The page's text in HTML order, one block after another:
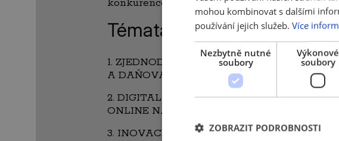
konkurenceschopnost.
Témata projektu:
1. ZJEDNODUŠENÍ PODNIKÁNÍ –
A DAŇOVÁ PODPORA
2. DIGITALIZACE A KYBERNETICKÁ
ONLINE NÁSTROJE PRO PODNIKÁNÍ
3. INOVACE, NOVÉ TECHNOLOGIE
mohou kombinovat s dalšími
používání jejich služeb. Více
Nezbytně nutné
soubory
Výkonové
soubory
ZOBRAZIT PODROBNOSTI